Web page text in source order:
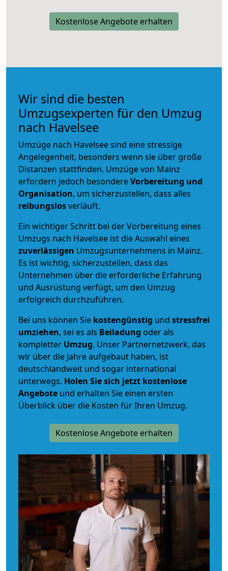
Kostenlose Angebote erhalten
Wir sind die besten
Umzugsexperten für den Umzug
nach Havelsee
Umzüge nach Havelsee sind eine stressige
Angelegenheit, besonders wenn sie über große
Distanzen stattfinden. Umzüge von Mainz
erfordern jedoch besondereVorbereitung und
Organisation, um sicherzustellen, dass alles
reibungslosverläuft.
Ein wichtiger Schritt bei der Vorbereitung eines
Umzugs nach Havelsee ist die Auswahl eines
zuverlässigen Umzugsunternehmens in Mainz.
Es ist wichtig, sicherzustellen, dass das
Unternehmen über die erforderliche Erfahrung
und Ausrüstung verfügt, um den Umzug
erfolgreich durchzuführen.
Bei uns können Sie kostengünstig und stressfrei
umziehen, sei es als Beiladung oder als
kompletter Umzug. Unser Partnernetzwerk, das
wir über die Jahre aufgebaut haben, ist
deutschlandweit und sogar international
unterwegs. Holen Sie sich jetzt kostenlose
Angebote und erhalten Sie einen ersten
Überblick über die Kosten für Ihren Umzug.
Kostenlose Angebote erhalten